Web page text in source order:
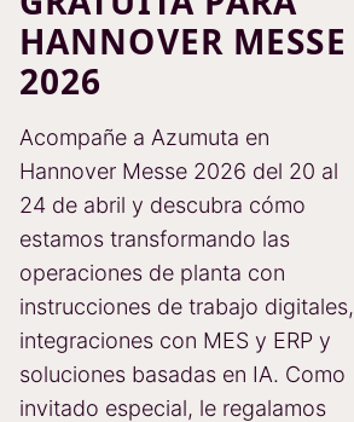
HANNOVER MESSE
2026
Acompañe a Azumuta en
Hannover Messe 2026 del 20 al
24 de abril y descubra cómo
estamos transformando las
operaciones de planta con
instrucciones de trabajo digitales,
integraciones con MES y ERP y
soluciones basadas en IA. Como
invitado especial, le regalamos